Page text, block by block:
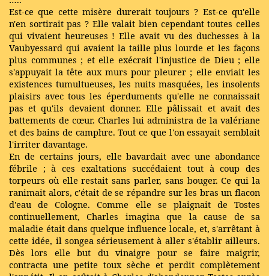
Est-ce que cette misère durerait toujours ? Est-ce qu'elle
n'en sortirait pas ? Elle valait bien cependant toutes celles
qui vivaient heureuses ! Elle avait vu des duchesses à la
Vaubyessard qui avaient la taille plus lourde et les façons
plus communes ; et elle exécrait l'injustice de Dieu ; elle
s'appuyait la tête aux murs pour pleurer ; elle enviait les
existences tumultueuses, les nuits masquées, les insolents
plaisirs avec tous les éperduments qu'elle ne connaissait
pas et qu'ils devaient donner. Elle pâlissait et avait des
battements de cœur. Charles lui administra de la valériane
et des bains de camphre. Tout ce que l'on essayait semblait
l'irriter davantage.
En de certains jours, elle bavardait avec une abondance
fébrile ; à ces exaltations succédaient tout à coup des
torpeurs où elle restait sans parler, sans bouger. Ce qui la
ranimait alors, c'était de se répandre sur les bras un flacon
d'eau de Cologne. Comme elle se plaignait de Tostes
continuellement, Charles imagina que la cause de sa
maladie était dans quelque influence locale, et, s'arrêtant à
cette idée, il songea sérieusement à aller s'établir ailleurs.
Dès lors elle but du vinaigre pour se faire maigrir,
contracta une petite toux sèche et perdit complètement